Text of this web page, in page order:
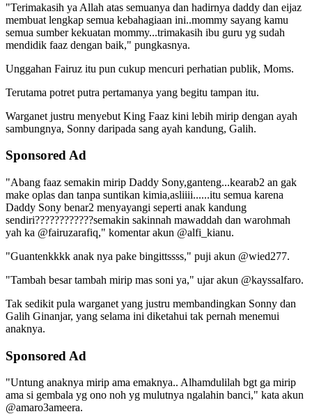
"Terimakasih ya Allah atas semuanya dan hadirnya daddy dan eijaz
membuat lengkap semua kebahagiaan ini..mommy sayang kamu
semua sumber kekuatan mommy...trimakasih ibu guru yg sudah
mendidik faaz dengan baik," pungkasnya.
Unggahan Fairuz itu pun cukup mencuri perhatian publik, Moms.
Terutama potret putra pertamanya yang begitu tampan itu.
Warganet justru menyebut King Faaz kini lebih mirip dengan ayah
sambungnya, Sonny daripada sang ayah kandung, Galih.
Sponsored Ad
"Abang faaz semakin mirip Daddy Sony,ganteng...kearab2 an gak
make oplas dan tanpa suntikan kimia,asliiii......itu semua karena
Daddy Sony benar2 menyayangi seperti anak kandung
sendiri????????????semakin sakinnah mawaddah dan warohmah
yah ka @fairuzarafiq," komentar akun @alfi_kianu.
"Guantenkkkk anak nya pake bingittssss," puji akun @wied277.
"Tambah besar tambah mirip mas soni ya," ujar akun @kayssalfaro.
Tak sedikit pula warganet yang justru membandingkan Sonny dan
Galih Ginanjar, yang selama ini diketahui tak pernah menemui
anaknya.
Sponsored Ad
"Untung anaknya mirip ama emaknya.. Alhamdulilah bgt ga mirip
ama si gembala yg ono noh yg mulutnya ngalahin banci," kata akun
@amaro3ameera.